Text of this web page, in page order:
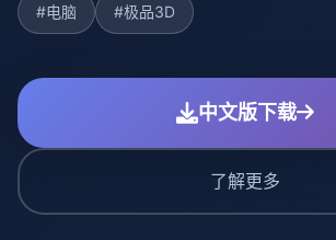
#电脑 #极品3D
中文版下载
了解更多